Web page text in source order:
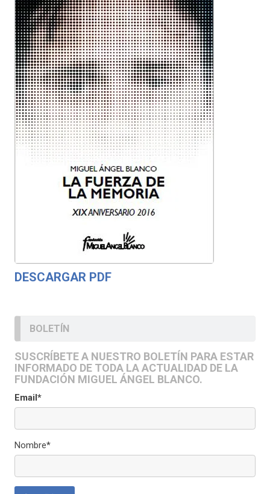
DESCARGAR PDF
BOLETÍN
SUSCRÍBETE A NUESTRO BOLETÍN PARA ESTAR
INFORMADO DE TODA LA ACTUALIDAD DE LA
FUNDACIÓN MIGUEL ÁNGEL BLANCO.
Email*
Nombre*